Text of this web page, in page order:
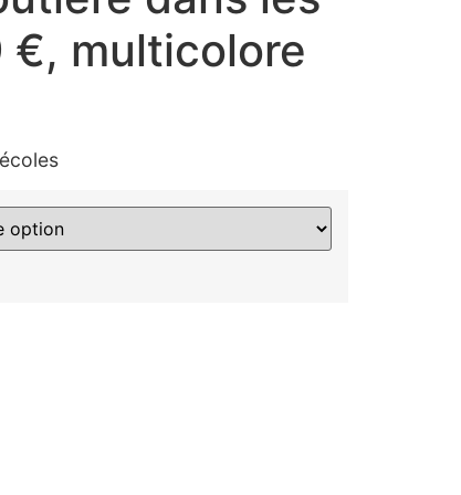
€, multicolore